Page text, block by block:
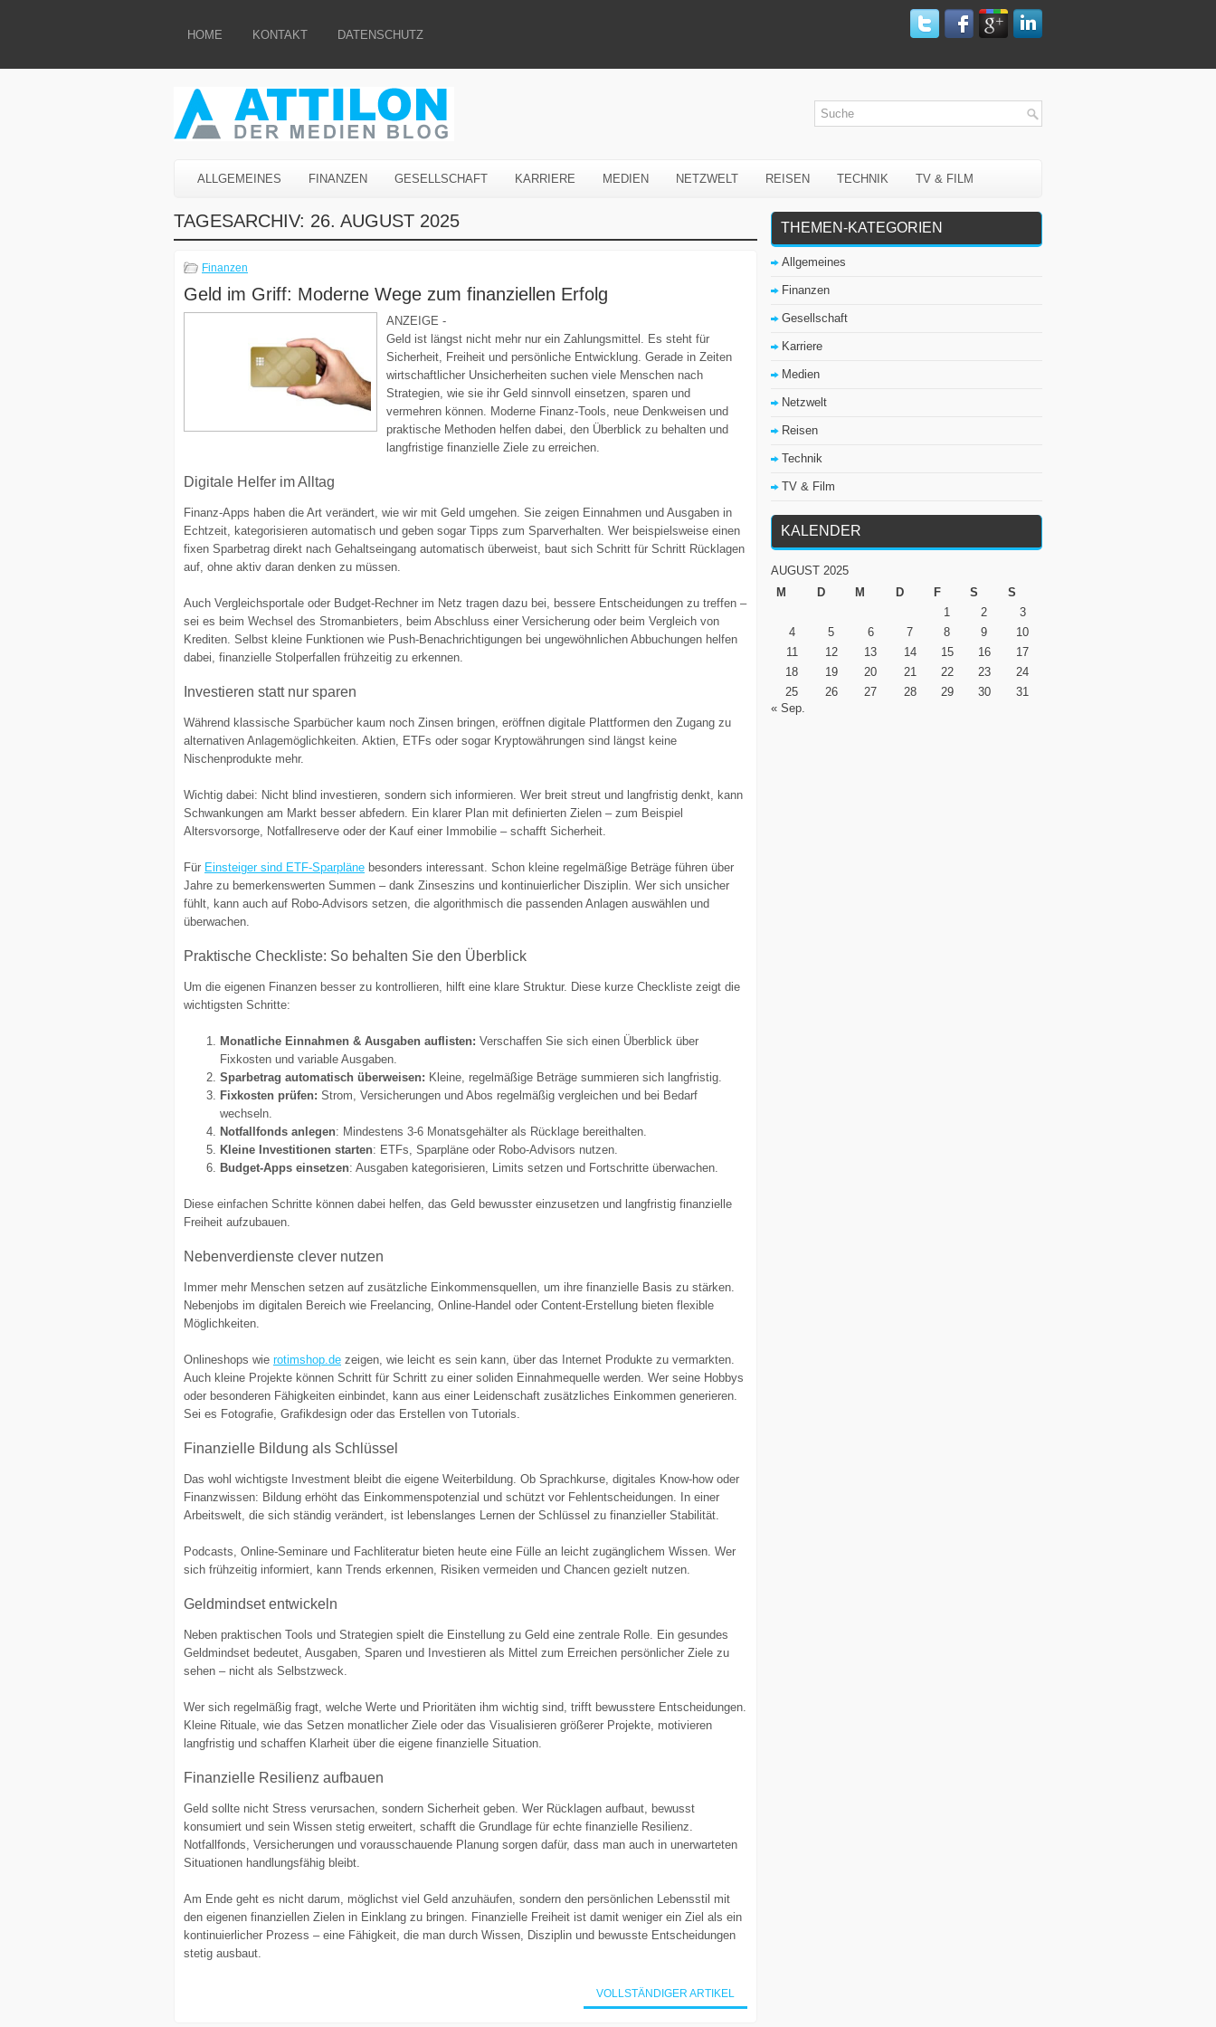
HOME KONTAKT DATENSCHUTZ
ALLGEMEINES FINANZEN GESELLSCHAFT KARRIERE MEDIEN NETZWELT REISEN TECHNIK TV & FILM
TAGESARCHIV: 26. AUGUST 2025
Finanzen
Geld im Griff: Moderne Wege zum finanziellen Erfolg
ANZEIGE -
Geld ist längst nicht mehr nur ein Zahlungsmittel. Es steht für
Sicherheit, Freiheit und persönliche Entwicklung. Gerade in Zeiten
wirtschaftlicher Unsicherheiten suchen viele Menschen nach
Strategien, wie sie ihr Geld sinnvoll einsetzen, sparen und
vermehren können. Moderne Finanz-Tools, neue Denkweisen und
praktische Methoden helfen dabei, den Überblick zu behalten und
langfristige finanzielle Ziele zu erreichen.
Digitale Helfer im Alltag
Finanz-Apps haben die Art verändert, wie wir mit Geld umgehen. Sie zeigen Einnahmen und Ausgaben in
Echtzeit, kategorisieren automatisch und geben sogar Tipps zum Sparverhalten. Wer beispielsweise einen
fixen Sparbetrag direkt nach Gehaltseingang automatisch überweist, baut sich Schritt für Schritt Rücklagen
auf, ohne aktiv daran denken zu müssen.
Auch Vergleichsportale oder Budget-Rechner im Netz tragen dazu bei, bessere Entscheidungen zu treffen –
sei es beim Wechsel des Stromanbieters, beim Abschluss einer Versicherung oder beim Vergleich von
Krediten. Selbst kleine Funktionen wie Push-Benachrichtigungen bei ungewöhnlichen Abbuchungen helfen
dabei, finanzielle Stolperfallen frühzeitig zu erkennen.
Investieren statt nur sparen
Während klassische Sparbücher kaum noch Zinsen bringen, eröffnen digitale Plattformen den Zugang zu
alternativen Anlagemöglichkeiten. Aktien, ETFs oder sogar Kryptowährungen sind längst keine
Nischenprodukte mehr.
Wichtig dabei: Nicht blind investieren, sondern sich informieren. Wer breit streut und langfristig denkt, kann
Schwankungen am Markt besser abfedern. Ein klarer Plan mit definierten Zielen – zum Beispiel
Altersvorsorge, Notfallreserve oder der Kauf einer Immobilie – schafft Sicherheit.
Für Einsteiger sind ETF-Sparpläne besonders interessant. Schon kleine regelmäßige Beträge führen über
Jahre zu bemerkenswerten Summen – dank Zinseszins und kontinuierlicher Disziplin. Wer sich unsicher
fühlt, kann auch auf Robo-Advisors setzen, die algorithmisch die passenden Anlagen auswählen und
überwachen.
Praktische Checkliste: So behalten Sie den Überblick
Um die eigenen Finanzen besser zu kontrollieren, hilft eine klare Struktur. Diese kurze Checkliste zeigt die
wichtigsten Schritte:
Monatliche Einnahmen & Ausgaben auflisten: Verschaffen Sie sich einen Überblick über
Fixkosten und variable Ausgaben.
Sparbetrag automatisch überweisen: Kleine, regelmäßige Beträge summieren sich langfristig.
Fixkosten prüfen: Strom, Versicherungen und Abos regelmäßig vergleichen und bei Bedarf
wechseln.
Notfallfonds anlegen: Mindestens 3-6 Monatsgehälter als Rücklage bereithalten.
Kleine Investitionen starten: ETFs, Sparpläne oder Robo-Advisors nutzen.
Budget-Apps einsetzen: Ausgaben kategorisieren, Limits setzen und Fortschritte überwachen.
Diese einfachen Schritte können dabei helfen, das Geld bewusster einzusetzen und langfristig finanzielle
Freiheit aufzubauen.
Nebenverdienste clever nutzen
Immer mehr Menschen setzen auf zusätzliche Einkommensquellen, um ihre finanzielle Basis zu stärken.
Nebenjobs im digitalen Bereich wie Freelancing, Online-Handel oder Content-Erstellung bieten flexible
Möglichkeiten.
Onlineshops wie rotimshop.de zeigen, wie leicht es sein kann, über das Internet Produkte zu vermarkten.
Auch kleine Projekte können Schritt für Schritt zu einer soliden Einnahmequelle werden. Wer seine Hobbys
oder besonderen Fähigkeiten einbindet, kann aus einer Leidenschaft zusätzliches Einkommen generieren.
Sei es Fotografie, Grafikdesign oder das Erstellen von Tutorials.
Finanzielle Bildung als Schlüssel
Das wohl wichtigste Investment bleibt die eigene Weiterbildung. Ob Sprachkurse, digitales Know-how oder
Finanzwissen: Bildung erhöht das Einkommenspotenzial und schützt vor Fehlentscheidungen. In einer
Arbeitswelt, die sich ständig verändert, ist lebenslanges Lernen der Schlüssel zu finanzieller Stabilität.
Podcasts, Online-Seminare und Fachliteratur bieten heute eine Fülle an leicht zugänglichem Wissen. Wer
sich frühzeitig informiert, kann Trends erkennen, Risiken vermeiden und Chancen gezielt nutzen.
Geldmindset entwickeln
Neben praktischen Tools und Strategien spielt die Einstellung zu Geld eine zentrale Rolle. Ein gesundes
Geldmindset bedeutet, Ausgaben, Sparen und Investieren als Mittel zum Erreichen persönlicher Ziele zu
sehen – nicht als Selbstzweck.
Wer sich regelmäßig fragt, welche Werte und Prioritäten ihm wichtig sind, trifft bewusstere Entscheidungen.
Kleine Rituale, wie das Setzen monatlicher Ziele oder das Visualisieren größerer Projekte, motivieren
langfristig und schaffen Klarheit über die eigene finanzielle Situation.
Finanzielle Resilienz aufbauen
Geld sollte nicht Stress verursachen, sondern Sicherheit geben. Wer Rücklagen aufbaut, bewusst
konsumiert und sein Wissen stetig erweitert, schafft die Grundlage für echte finanzielle Resilienz.
Notfallfonds, Versicherungen und vorausschauende Planung sorgen dafür, dass man auch in unerwarteten
Situationen handlungsfähig bleibt.
Am Ende geht es nicht darum, möglichst viel Geld anzuhäufen, sondern den persönlichen Lebensstil mit
den eigenen finanziellen Zielen in Einklang zu bringen. Finanzielle Freiheit ist damit weniger ein Ziel als ein
kontinuierlicher Prozess – eine Fähigkeit, die man durch Wissen, Disziplin und bewusste Entscheidungen
stetig ausbaut.
VOLLSTÄNDIGER ARTIKEL
THEMEN-KATEGORIEN
Allgemeines
Finanzen
Gesellschaft
Karriere
Medien
Netzwelt
Reisen
Technik
TV & Film
KALENDER
AUGUST 2025
M
D M D F S
S
1
2
3
4
5 6 7 8 9
10
11
12 13 14 15 16
17
18
19 20 21 22 23
24
25
26 27 28 29 30
31
« Sep.